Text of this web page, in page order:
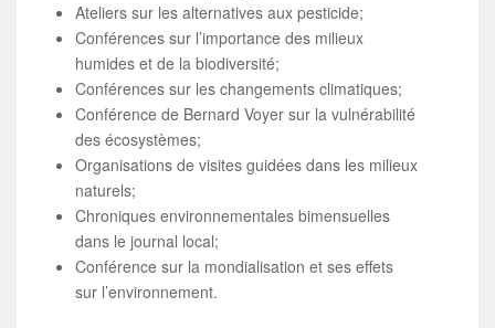
Ateliers sur les alternatives aux pesticide;
Conférences sur l’importance des milieux
humides et de la biodiversité;
Conférences sur les changements climatiques;
Conférence de Bernard Voyer sur la vulnérabilité
des écosystèmes;
Organisations de visites guidées dans les milieux
naturels;
Chroniques environnementales bimensuelles
dans le journal local;
Conférence sur la mondialisation et ses effets
sur l’environnement.